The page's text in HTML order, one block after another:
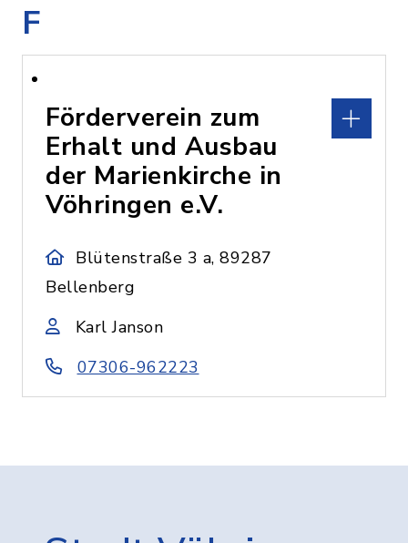
F
Förderverein zum
Erhalt und Ausbau
der Marienkirche in
Vöhringen e.V.
Blütenstraße 3 a, 89287
Bellenberg
Karl Janson
07306-962223